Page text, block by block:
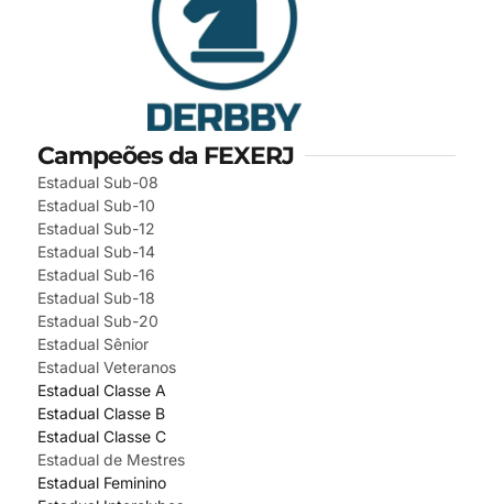
Campeões da FEXERJ
Estadual Sub-08
Estadual Sub-10
Estadual Sub-12
Estadual Sub-14
Estadual Sub-16
Estadual Sub-18
Estadual Sub-20
Estadual Sênior
Estadual Veteranos
Estadual Classe A
Estadual Classe B
Estadual Classe C
Estadual de Mestres
Estadual Feminino